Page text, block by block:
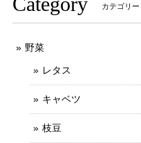
カテゴリー
野菜
レタス
キャベツ
枝豆